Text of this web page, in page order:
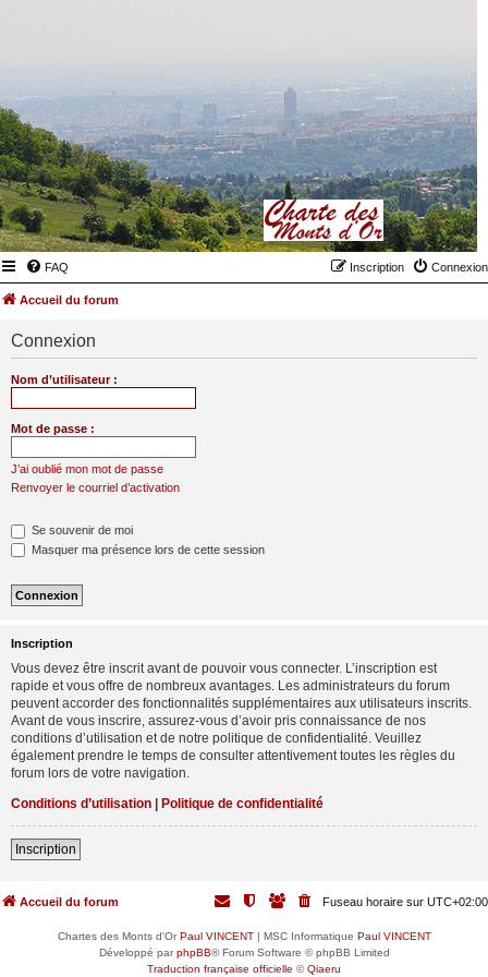
FAQ Connexion
Inscription
Accueil du forum
Connexion
Nom d’utilisateur :
Mot de passe :
J’ai oublié mon mot de passe
Renvoyer le courriel d’activation
Se souvenir de moi
Masquer ma présence lors de cette session
Inscription
Vous devez être inscrit avant de pouvoir vous connecter. L’inscription est
rapide et vous offre de nombreux avantages. Les administrateurs du forum
peuvent accorder des fonctionnalités supplémentaires aux utilisateurs inscrits.
Avant de vous inscrire, assurez-vous d’avoir pris connaissance de nos
conditions d’utilisation et de notre politique de confidentialité. Veuillez
également prendre le temps de consulter attentivement toutes les règles du
forum lors de votre navigation.
Conditions d’utilisation | Politique de confidentialité
Inscription
Accueil du forum Fuseau horaire sur UTC+02:00
Chartes des Monts d'OrPaul VINCENT| MSC Informatique Paul VINCENT
Développé parphpBB® Forum Software © phpBB Limited
Traduction française officielle ©Qiaeru